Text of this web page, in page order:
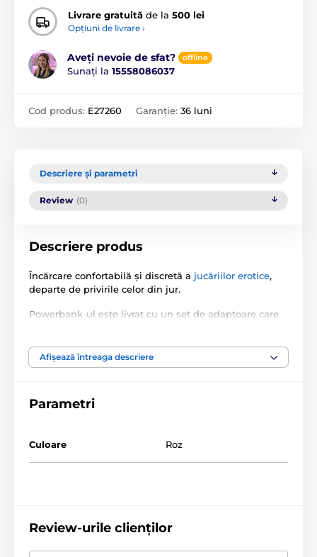
Livrare gratuită de la 500 lei
Opțiuni de livrare ›
Aveți nevoie de sfat? offline
Sunați la 15558086037
Cod produs: E27260 Garanție: 36 luni
Descriere și parametri
Review (0)
Descriere produs
Încărcare confortabilă și discretă a jucăriilor erotice,
departe de privirile celor din jur.
Powerbank-ul este livrat cu un set de adaptoare care
Încărcătoare Accesorii
Afișează întreaga descriere
Parametri
Culoare Roz
Review-urile clienților